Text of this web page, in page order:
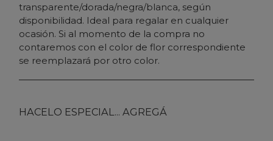
transparente/dorada/negra/blanca, según
disponibilidad. Ideal para regalar en cualquier
ocasión. Si al momento de la compra no
contaremos con el color de flor correspondiente
se reemplazará por otro color.
HACELO ESPECIAL... AGREGÁ